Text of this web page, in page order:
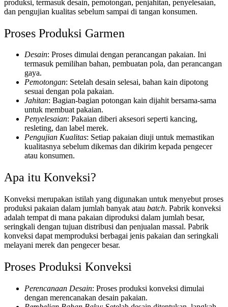
produksi, termasuk desain, pemotongan, penjahitan, penyelesaian,
dan pengujian kualitas sebelum sampai di tangan konsumen.
Proses Produksi Garmen
Desain: Proses dimulai dengan perancangan pakaian. Ini
termasuk pemilihan bahan, pembuatan pola, dan perancangan
gaya.
Pemotongan: Setelah desain selesai, bahan kain dipotong
sesuai dengan pola pakaian.
Jahitan: Bagian-bagian potongan kain dijahit bersama-sama
untuk membuat pakaian.
Penyelesaian: Pakaian diberi aksesori seperti kancing,
resleting, dan label merek.
Pengujian Kualitas: Setiap pakaian diuji untuk memastikan
kualitasnya sebelum dikemas dan dikirim kepada pengecer
atau konsumen.
Apa itu Konveksi?
Konveksi merupakan istilah yang digunakan untuk menyebut proses
produksi pakaian dalam jumlah banyak atau batch. Pabrik konveksi
adalah tempat di mana pakaian diproduksi dalam jumlah besar,
seringkali dengan tujuan distribusi dan penjualan massal. Pabrik
konveksi dapat memproduksi berbagai jenis pakaian dan seringkali
melayani merek dan pengecer besar.
Proses Produksi Konveksi
Perencanaan Desain: Proses produksi konveksi dimulai
dengan merencanakan desain pakaian.